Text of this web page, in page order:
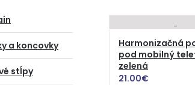
Harmonizačná
pod mobilný
zelená
21.00€
a koncovky
stĺpy